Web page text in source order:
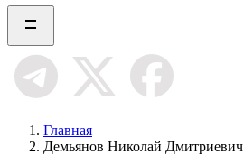
Главная
Демьянов Николай Дмитриевич